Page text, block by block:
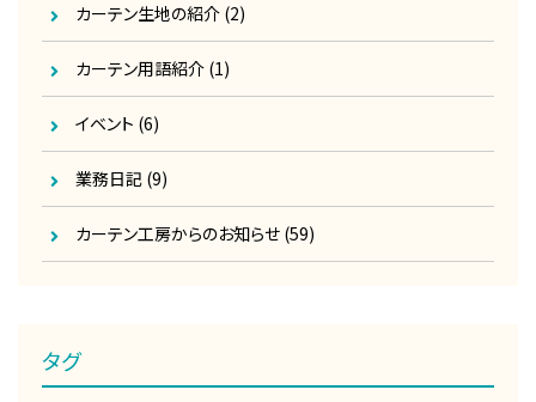
カーテン生地の紹介 (2)
カーテン用語紹介 (1)
イベント (6)
業務日記 (9)
カーテン工房からのお知らせ (59)
タグ